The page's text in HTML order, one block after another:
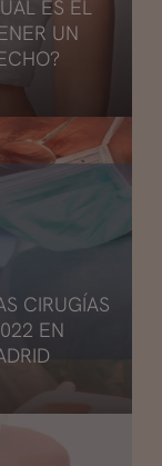
ES EL
UN
CIRUGÍAS
EN